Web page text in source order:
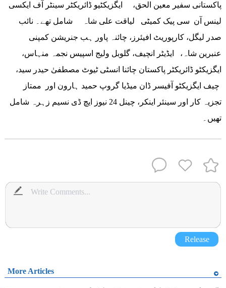
پاکستانی سفیر معین الحق، ایگزیکٹیو ڈائریکٹر سینٹر آف ایکسی
لینس آن سی پیک کمیٹی لیاقت علی شاہ شامل تھے۔ نائب
صدر لیگل، کارپوریٹ افیئرز، چائنہ پاور ہب جنریشن کمپنی
عنبرین شاہ، ایڈیٹر انچیف، گلوبل ولیج اسپیس نجمہ منہاس،
ایگزیکٹو ڈائریکٹر پاکستان چائنا انسٹی ٹیوٹ مصطفیٰ حیدر سید،
چیف ایگزیکٹو آفیسر ڈان میڈیا گروپ حمید ہارون اور ممتاز
تجزیہ کار اور سینئر اینکر، چینل 24 نیوز ایچ ڈی نسیم زہرہ شامل
تھیں۔
Release
More Articles